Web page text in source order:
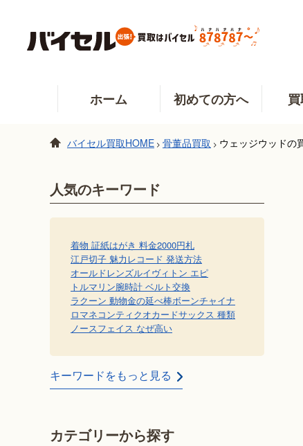
ホーム 初めての方へ
バイセル買取HOME > 骨董品買取 > ウェッジウッドの
人気のキーワード
着物 証紙はがき 料金2000円札
江戸切子 魅力 レコード 発送方法
オールドレンズルイヴィトン エピ
トルマリン腕時計 ベルト交換
ラクーン 動物金の延べ棒ボーンチャイナ
ロマネコンティクオカードサックス 種類
ノースフェイス なぜ高い
キーワードをもっと見る
カテゴリーから探す